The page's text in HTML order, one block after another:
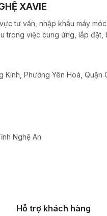
XAVIE
tư vấn, nhập khẩu máy
trong việc cung ứng, lắp đặt,
Phường Yên Hoà, Quận
Nghệ An
Hỗ trợ khách hàng